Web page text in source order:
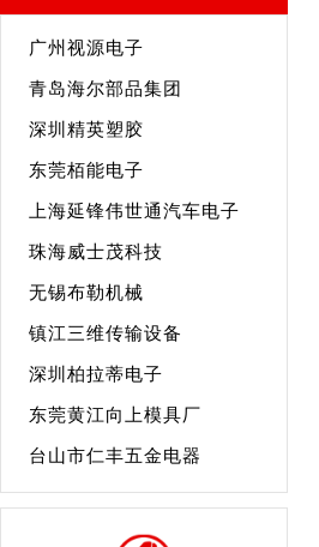
广州视源电子
青岛海尔部品集团
深圳精英塑胶
东莞栢能电子
上海延锋伟世通汽车电子
珠海威士茂科技
无锡布勒机械
镇江三维传输设备
深圳柏拉蒂电子
东莞黄江向上模具厂
台山市仁丰五金电器